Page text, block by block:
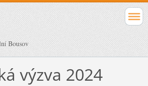
Bousov
výzva 2024